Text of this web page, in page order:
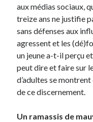
aux médias sociaux,
treize ans ne justifie
sans défenses aux
agressent et les
un jeune a-t-il perçu
peut dire et faire sur
d’adultes se
de ce discernement.
Un ramassis de